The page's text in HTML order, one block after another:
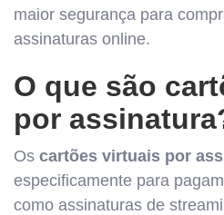
maior segurança para
assinaturas online.
O que são
por
Os cartões virtuais por
especificamente para
como assinaturas de